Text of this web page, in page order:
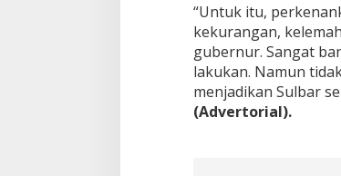
“Untuk itu,
kekurangan,
gubernur. Sangat
lakukan. Namun
menjadikan Sulbar
(Advertorial).